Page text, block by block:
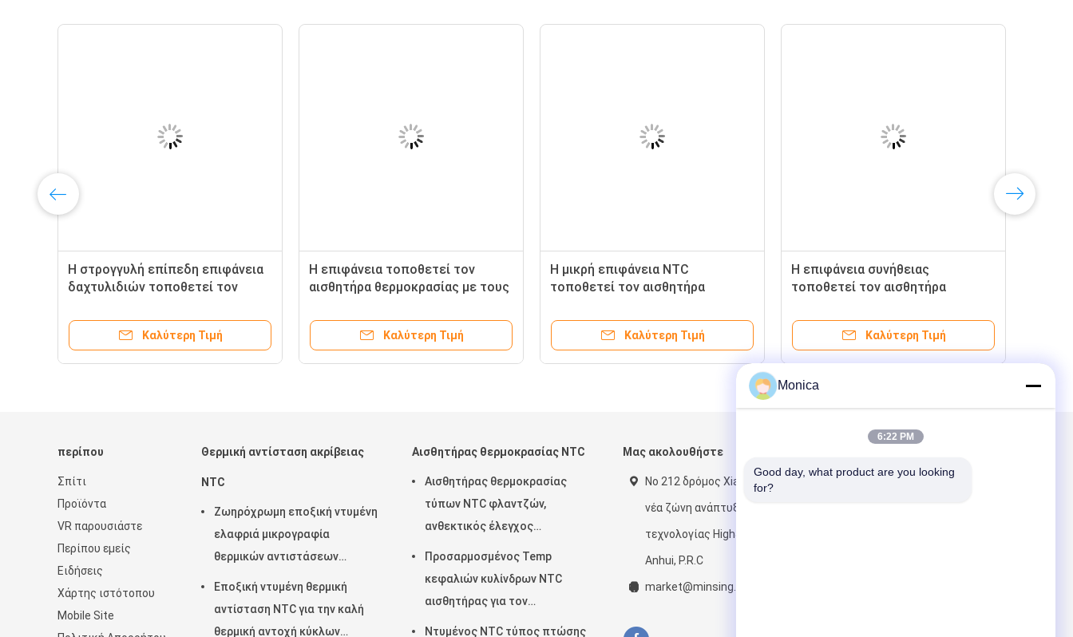
Η στρογγυλή επίπεδη επιφάνεια
δαχτυλιδιών τοποθετεί τον
μηχανή επεξεργασίας ψωμιού
Καλύτερη Τιμή
Η επιφάνεια τοποθετεί τον
αισθητήρα θερμοκρασίας με τους
ορείχαλκου
Καλύτερη Τιμή
Η μικρή επιφάνεια NTC
τοποθετεί τον αισθητήρα
shrinkable σωλήνας συνολικά
Καλύτερη Τιμή
Η επιφάνεια συνήθειας
τοποθετεί τον αισθητήρα
θερμοκρασίας επαφών
επιφάνειας
Καλύτερη Τιμή
περίπου
Σπίτι
Προϊόντα
VR παρουσιάστε
Περίπου εμείς
Ειδήσεις
Χάρτης ιστότοπου
Mobile Site
Θερμική αντίσταση ακρίβειας
NTC
Ζωηρόχρωμη εποξική ντυμένη
ελαφριά μικρογραφία
θερμικών αντιστάσεων
ακρίβειας NTC που
σχεδιάζεται
Εποξική ντυμένη θερμική
αντίσταση NTC για την καλή
θερμική αντοχή κύκλων
Αισθητήρας θερμοκρασίας NTC
Αισθητήρας θερμοκρασίας
τύπων NTC φλαντζών,
ανθεκτικός έλεγχος
θερμοκρασίας θερμικών
αντιστάσεων
Προσαρμοσμένος Temp
κεφαλιών κυλίνδρων NTC
αισθητήρας για τον
κατασκευαστή καφέ/το
Ντυμένος NTC τύπος πτώσης
Μας ακολουθήστε
Νο 212 δρόμος Xiangzhang,
νέα ζώνη ανάπτυξης
τεχνολογίας High&, Hefei,
Anhui, P.R.C
market@minsing.com.cn
Monica
6:22 PM
Good day, what product are you looking
for?